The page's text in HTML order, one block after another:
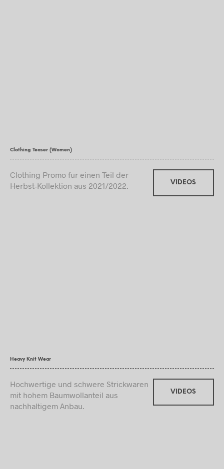
Clothing Teaser (Women)
Clothing Promo fur einen Teil der
Herbst-Kollektion aus 2021/2022.
VIDEOS
Heavy Knit Wear
Hochwertige und schwere Strickwaren
mit hohem Baumwollanteil aus
nachhaltigem Anbau.
VIDEOS